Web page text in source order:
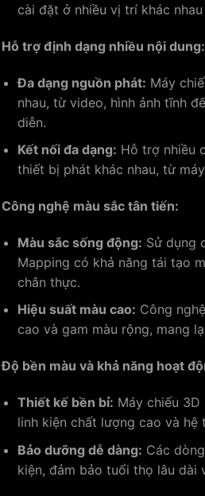
cài đặt ở nhiều vị trí khác
Hỗ trợ định dạng nhiều nội dung:
Đa dạng nguồn phát: Máy
nhau, từ video, hình ảnh tĩnh
diễn.
Kết nối đa dạng: Hỗ trợ nhiều
thiết bị phát khác nhau, từ
Công nghệ màu sắc tân tiến:
Màu sắc sống động: Sử dụng
Mapping có khả năng tái tạo
chân thực.
Hiệu suất màu cao: Công
cao và gam màu rộng, mang
Độ bền màu và khả năng hoạt
Thiết kế bền bỉ: Máy chiếu
linh kiện chất lượng cao và hệ
Bảo dưỡng dễ dàng: Các
kiện, đảm bảo tuổi thọ lâu dài